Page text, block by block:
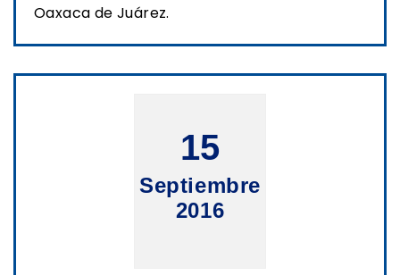
Oaxaca de Juárez.
15
Septiembre
2016